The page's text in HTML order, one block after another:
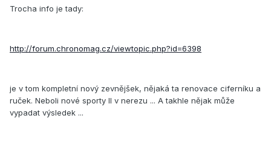
Trocha info je tady:
http://forum.chronomag.cz/viewtopic.php?id=6398
je v tom kompletní nový zevnějšek, nějaká ta renovace ciferníku a
ruček. Neboli nové sporty II v nerezu ... A takhle nějak může
vypadat výsledek ...